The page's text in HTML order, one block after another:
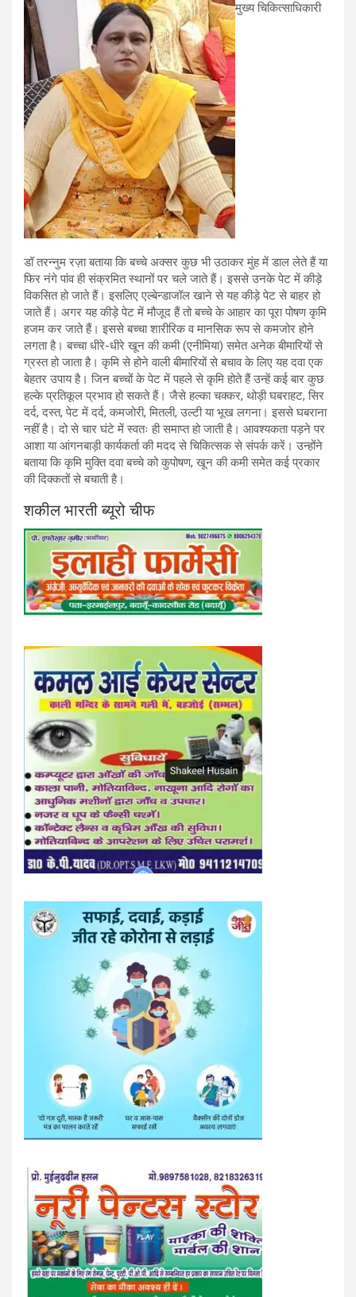
मुख्य चिकित्साधिकारी
डॉ तरन्नुम रज़ा बताया कि बच्चे अक्सर कुछ भी उठाकर मुंह में डाल लेते हैं या
फिर नंगे पांव ही संक्रमित स्थानों पर चले जाते हैं। इससे उनके पेट में कीड़े
विकसित हो जाते हैं। इसलिए एल्बेन्डाजॉल खाने से यह कीड़े पेट से बाहर हो
जाते हैं। अगर यह कीड़े पेट में मौजूद हैं तो बच्चे के आहार का पूरा पोषण कृमि
हजम कर जाते हैं। इससे बच्चा शारीरिक व मानसिक रूप से कमजोर होने
लगता है। बच्चा धीरे-धीरे खून की कमी (एनीमिया) समेत अनेक बीमारियों से
ग्रस्त हो जाता है। कृमि से होने वाली बीमारियों से बचाव के लिए यह दवा एक
बेहतर उपाय है। जिन बच्चों के पेट में पहले से कृमि होते हैं उन्हें कई बार कुछ
हल्के प्रतिकूल प्रभाव हो सकते हैं। जैसे हल्का चक्कर, थोड़ी घबराहट, सिर
दर्द, दस्त, पेट में दर्द, कमजोरी, मितली, उल्टी या भूख लगना। इससे घबराना
नहीं है। दो से चार घंटे में स्वतः ही समाप्त हो जाती है। आवश्यकता पड़ने पर
आशा या आंगनबाड़ी कार्यकर्ता की मदद से चिकित्सक से संपर्क करें। उन्होंने
बताया कि कृमि मुक्ति दवा बच्चे को कुपोषण, खून की कमी समेत कई प्रकार
की दिक्कतों से बचाती है।
शकील भारती ब्यूरो चीफ